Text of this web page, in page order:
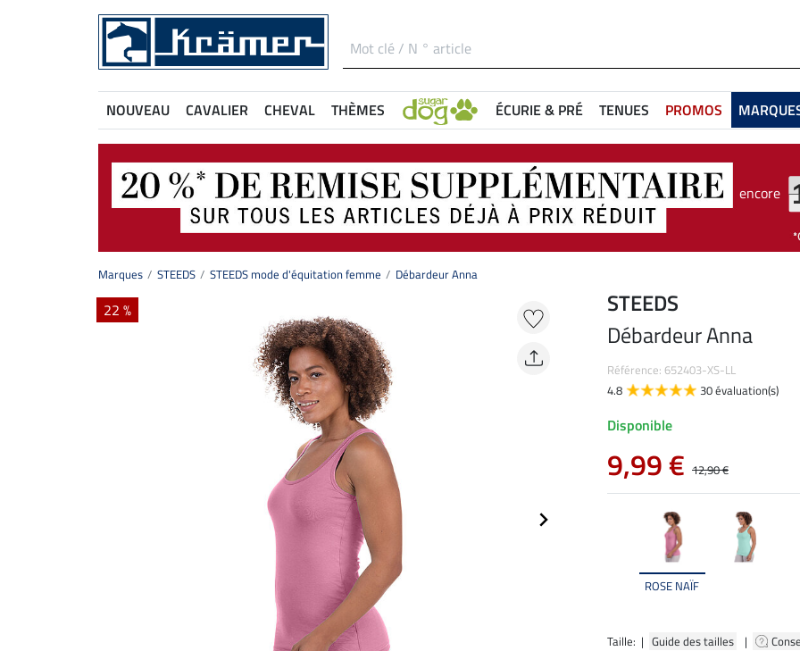
NOUVEAU CAVALIER CHEVAL THÈMES ÉCURIE & PRÉ TENUES PROMOS
encore
Marques STEEDS STEEDS mode d'équitation femme Débardeur Anna
22 %
ROSE NAÏF
Taille: | Guide des tailles |
STEEDS
Débardeur Anna
Référence: 652403-XS-LL
4.8
30 évaluation(s)
Disponible
9,99 € 12,90 €